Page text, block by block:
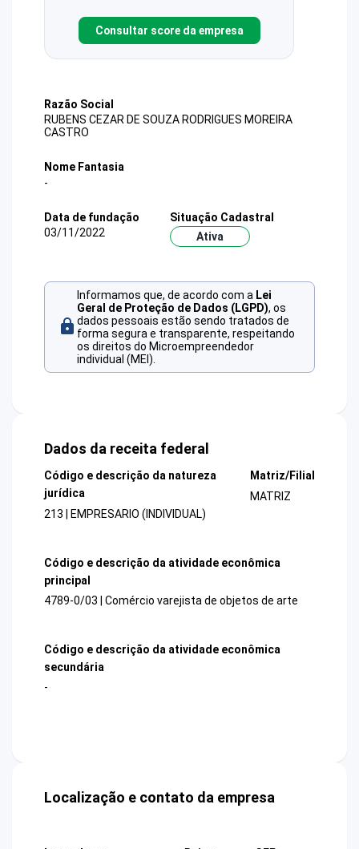
Consultar score da empresa
Razão Social
RUBENS CEZAR DE SOUZA RODRIGUES MOREIRA
CASTRO
Nome Fantasia
-
Data de fundação
03/11/2022
Situação Cadastral
Ativa
Informamos que, de acordo com a Lei
Geral de Proteção de Dados (LGPD), os
dados pessoais estão sendo tratados de
forma segura e transparente, respeitando
os direitos do Microempreendedor
individual (MEI).
Dados da receita federal
Código e descrição da natureza
jurídica
213 | EMPRESARIO (INDIVIDUAL)
Matriz/Filial
MATRIZ
Código e descrição da atividade econômica
principal
4789-0/03 | Comércio varejista de objetos de arte
Código e descrição da atividade econômica
secundária
-
Localização e contato da empresa